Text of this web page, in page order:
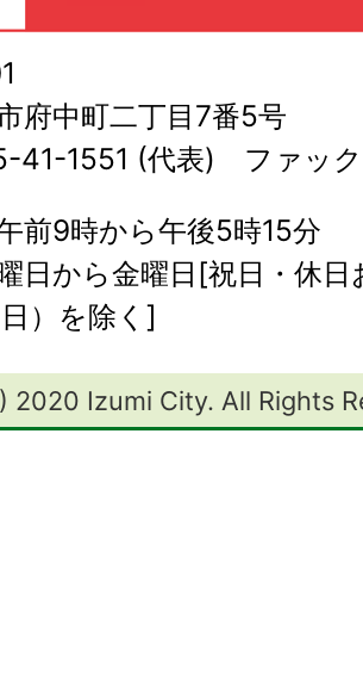
府中町二丁目7番5号
41-1551 (代表) ファッ
前9時から午後5時15分
日から金曜日[祝日・休
）を除く]
2020 Izumi City. All Rights